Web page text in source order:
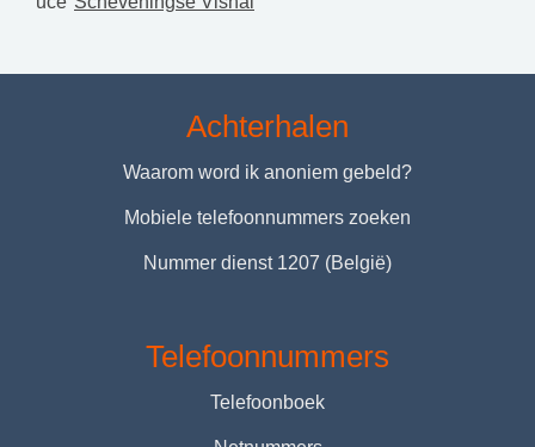
Achterhalen
Waarom word ik anoniem gebeld?
Mobiele telefoonnummers zoeken
Nummer dienst 1207 (België)
Telefoonnummers
Telefoonboek